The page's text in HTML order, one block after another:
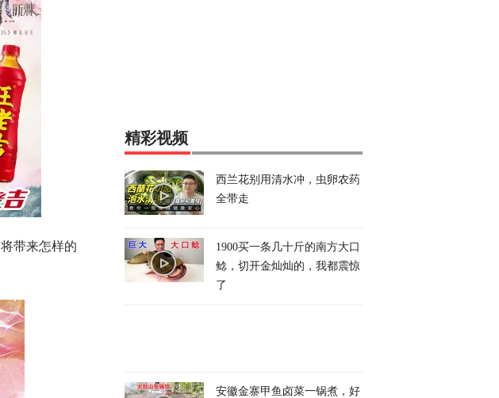
带来怎样的
精彩视频
西兰花别用清水冲，虫卵农药
全带走
1900买一条几十斤的南方大口
鲶，切开金灿灿的，我都震惊
了
安徽金寨甲鱼卤菜一锅煮，好